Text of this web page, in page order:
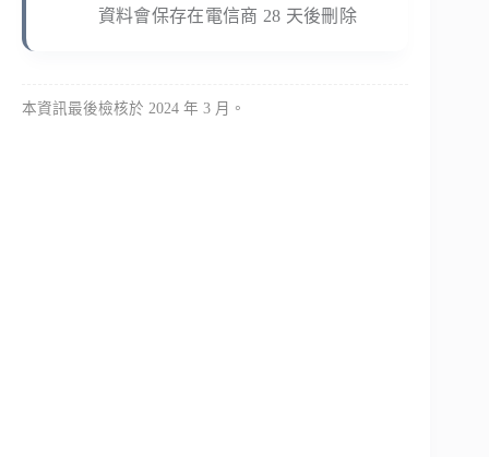
資料會保存在電信商 28 天後刪除
本資訊最後檢核於 2024 年 3 月。